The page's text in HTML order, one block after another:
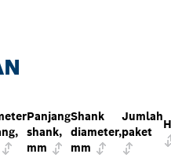
Panjang
shank,
mm
Shank
diameter,
mm
Jumlah
paket